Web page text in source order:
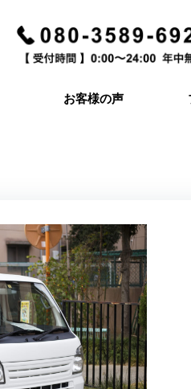
お客様の声